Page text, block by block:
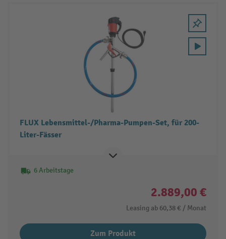
FLUX Lebensmittel-/Pharma-Pumpen-Set, für 200-
Liter-Fässer
6 Arbeitstage
2.889,00 €
Leasing ab 60,38 € / Monat
Zum Produkt